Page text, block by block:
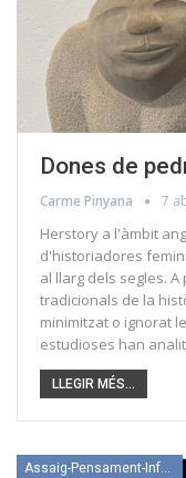
Dones de
Carme Pinyana 7
Herstory a l'àmbit
d'historiadores
al llarg dels segles.
tradicionals de la
minimitzat o ignorat
estudioses han
LLEGIR MÉS...
Assaig-Pensament-Informació